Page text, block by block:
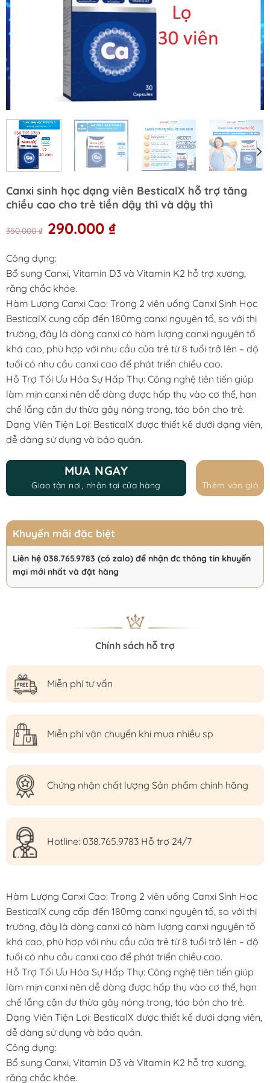
Canxi sinh học dạng viên BesticalX hỗ trợ tăng
chiều cao cho trẻ tiền dậy thì và dậy thì
350.000₫ Original
price
350.000 ₫.
290.000 ₫Current
Công dụng:
Bổ sung Canxi, Vitamin D3 và Vitamin K2 hỗ trợ xương,
răng chắc khỏe.
Hàm Lượng Canxi Cao: Trong 2 viên uống Canxi Sinh Học
BesticalX cung cấp đến 180mg canxi nguyên tố, so với thị
trường, đây là dòng canxi có hàm lượng canxi nguyên tố
khá cao, phù hợp với nhu cầu của trẻ từ 8 tuổi trở lên – dộ
tuổi có nhu cầu canxi cao để phát triển chiều cao.
Hỗ Trợ Tối Ưu Hóa Sự Hấp Thụ: Công nghệ tiên tiến giúp
làm mịn canxi nên dễ dàng được hấp thụ vào cơ thể, hạn
chế lắng cặn dư thừa gây nóng trong, táo bón cho trẻ.
Dạng Viên Tiện Lợi: BesticalX được thiết kế dưới dạng viên,
dễ dàng sử dụng và bảo quản.
MUA NGAY
Giao tận nơi, nhận tại cửa hàng Thêm vào giỏ
Khuyến mãi đặc biệt
Liên hệ 038.765.9783 (có zalo) để nhận đc thông tin khuyến
mại mới nhất và đặt hàng
Chính sách hỗ trợ
Miễn phí tư vấn
Miễn phí vận chuyển khi mua nhiều sp
Chứng nhận chất lượng Sản phẩm chính hãng
Hotline: 038.765.9783 Hỗ trợ 24/7
Hàm Lượng Canxi Cao: Trong 2 viên uống Canxi Sinh Học
BesticalX cung cấp đến 180mg canxi nguyên tố, so với thị
trường, đây là dòng canxi có hàm lượng canxi nguyên tố
khá cao, phù hợp với nhu cầu của trẻ từ 8 tuổi trở lên – dộ
tuổi có nhu cầu canxi cao để phát triển chiều cao.
Hỗ Trợ Tối Ưu Hóa Sự Hấp Thụ: Công nghệ tiên tiến giúp
làm mịn canxi nên dễ dàng được hấp thụ vào cơ thể, hạn
chế lắng cặn dư thừa gây nóng trong, táo bón cho trẻ.
Dạng Viên Tiện Lợi: BesticalX được thiết kế dưới dạng viên,
dễ dàng sử dụng và bảo quản.
Công dụng:
Bổ sung Canxi, Vitamin D3 và Vitamin K2 hỗ trợ xương,
răng chắc khỏe.